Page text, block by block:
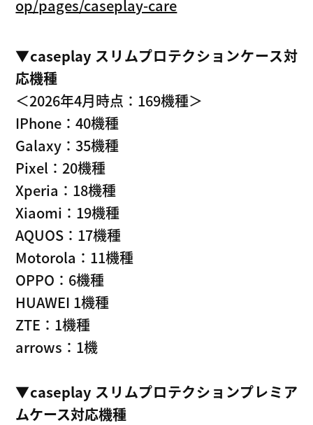
op/pages/caseplay-care
▼caseplay スリムプロテクションケース対
応機種
＜2026年4月時点：169機種＞
IPhone：40機種
Galaxy：35機種
Pixel：20機種
Xperia：18機種
Xiaomi：19機種
AQUOS：17機種
Motorola：11機種
OPPO：6機種
HUAWEI 1機種
ZTE：1機種
arrows：1機
▼caseplay スリムプロテクションプレミア
ムケース対応機種